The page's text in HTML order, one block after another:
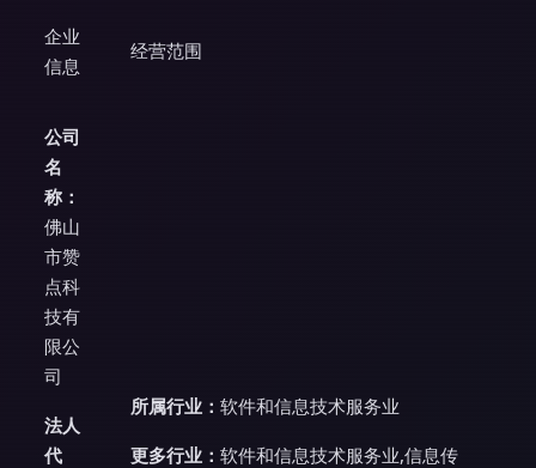
企业
信息
经营范围
公司
名
称：
佛山
市赞
点科
技有
限公
司
法人
代
所属行业： 软件和信息技术服务业
更多行业： 软件和信息技术服务业,信息传